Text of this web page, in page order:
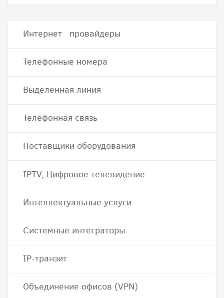
Интернет провайдеры
Телефонные номера
Выделенная линия
Телефонная связь
Поставщики оборудования
IPTV, Цифровое телевидение
Интеллектуальные услуги
Системные интеграторы
IP-транзит
Объединение офисов (VPN)